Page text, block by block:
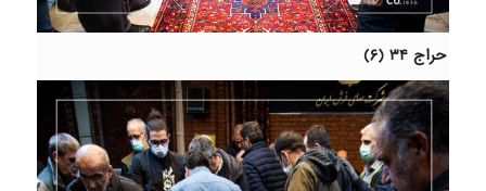
حراج ۳۴ (۶)